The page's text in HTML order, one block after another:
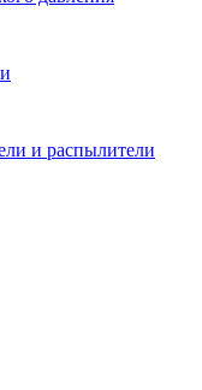
и распылители